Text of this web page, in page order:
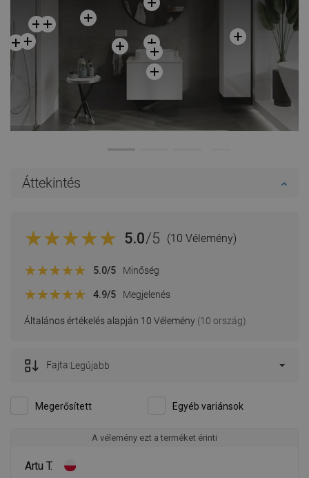
Áttekintés
5.0/5 (10 Vélemény)
Általános értékelés alapján 10 Vélemény (10 ország)
5.0/5 Minőség
4.9/5 Megjelenés
Megerősített Egyéb variánsok
Fajta:Legújabb
A vélemény ezt a terméket érinti
Artu T.